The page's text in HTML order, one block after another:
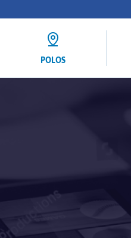
POLOS